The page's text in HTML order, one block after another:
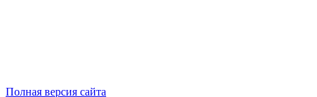
Полная версия сайта